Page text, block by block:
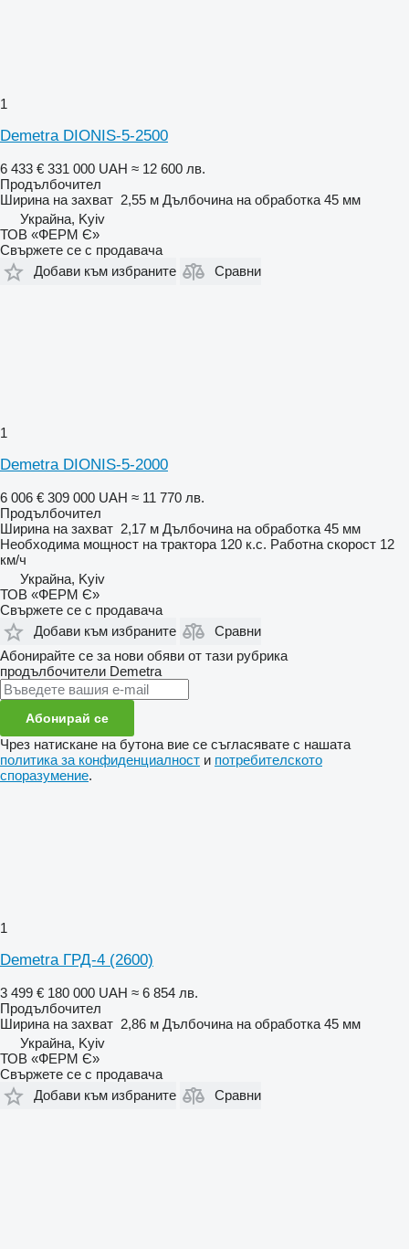
1
Demetra DIONIS-5-2500
6 433 € 331 000 UAH ≈ 12 600 лв.
Продълбочител
Ширина на захват 2,55 м Дълбочина на обработка 45 мм
Украйна, Kyiv
ТОВ «ФЕРМ Є»
Свържете се с продавача
Добави към избраните
Сравни
1
Demetra DIONIS-5-2000
6 006 € 309 000 UAH ≈ 11 770 лв.
Продълбочител
Ширина на захват 2,17 м Дълбочина на обработка 45 мм
Необходима мощност на трактора 120 к.с. Работна скорост 12
км/ч
Украйна, Kyiv
ТОВ «ФЕРМ Є»
Свържете се с продавача
Добави към избраните
Сравни
Абонирайте се за нови обяви от тази рубрика
продълбочители Demetra
Абонирай се
Чрез натискане на бутона вие се съгласявате с нашата
политика за конфиденциалност и потребителското
споразумение.
1
Demetra ГРД-4 (2600)
3 499 € 180 000 UAH ≈ 6 854 лв.
Продълбочител
Ширина на захват 2,86 м Дълбочина на обработка 45 мм
Украйна, Kyiv
ТОВ «ФЕРМ Є»
Свържете се с продавача
Добави към избраните
Сравни